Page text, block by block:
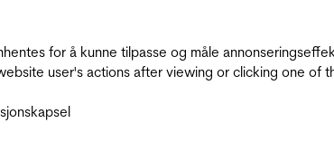
for å kunne tilpasse og måle
user's actions after viewing or clicking one